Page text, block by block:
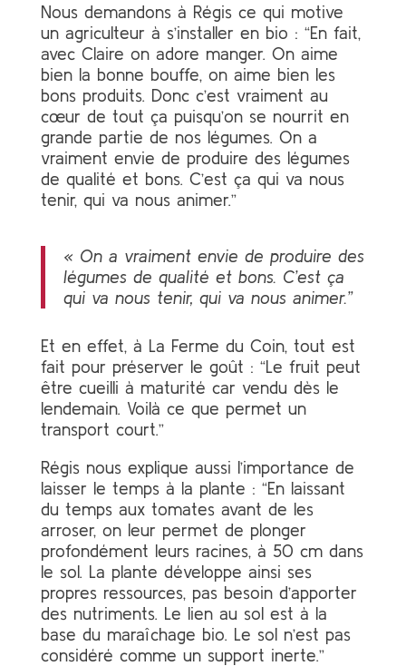
Nous demandons à Régis ce qui motive
un agriculteur à s’installer en bio : “En fait,
avec Claire on adore manger. On aime
bien la bonne bouffe, on aime bien les
bons produits. Donc c’est vraiment au
cœur de tout ça puisqu’on se nourrit en
grande partie de nos légumes. On a
vraiment envie de produire des légumes
de qualité et bons. C’est ça qui va nous
tenir, qui va nous animer.”
« On a vraiment envie de produire des
légumes de qualité et bons. C’est ça
qui va nous tenir, qui va nous animer.”
Et en effet, à La Ferme du Coin, tout est
fait pour préserver le goût : “Le fruit peut
être cueilli à maturité car vendu dès le
lendemain. Voilà ce que permet un
transport court.”
Régis nous explique aussi l’importance de
laisser le temps à la plante : “En laissant
du temps aux tomates avant de les
arroser, on leur permet de plonger
profondément leurs racines, à 50 cm dans
le sol. La plante développe ainsi ses
propres ressources, pas besoin d’apporter
des nutriments. Le lien au sol est à la
base du maraîchage bio. Le sol n’est pas
considéré comme un support inerte.”